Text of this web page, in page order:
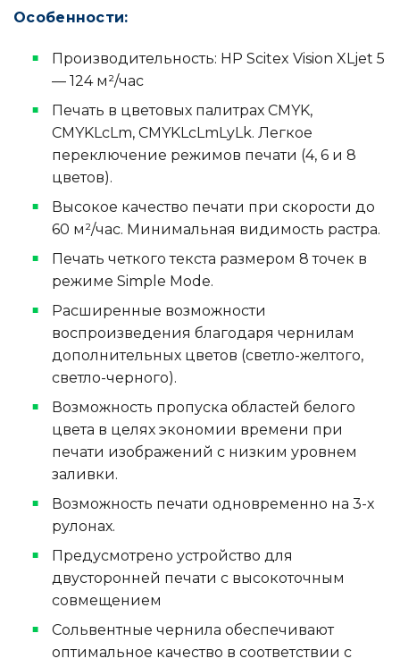
Особенности:
Производительность: HP Scitex Vision XLjet 5
— 124 м²/час
Печать в цветовых палитрах CMYK,
CMYKLcLm, CMYKLcLmLyLk. Легкое
переключение режимов печати (4, 6 и 8
цветов).
Высокое качество печати при скорости до
60 м²/час. Минимальная видимость растра.
Печать четкого текста размером 8 точек в
режиме Simple Mode.
Расширенные возможности
воспроизведения благодаря чернилам
дополнительных цветов (светло-желтого,
светло-черного).
Возможность пропуска областей белого
цвета в целях экономии времени при
печати изображений с низким уровнем
заливки.
Возможность печати одновременно на 3-х
рулонах.
Предусмотрено устройство для
двусторонней печати с высокоточным
совмещением
Сольвентные чернила обеспечивают
оптимальное качество в соответствии с